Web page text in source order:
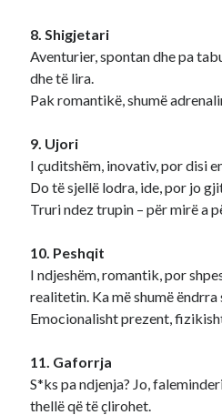
8. Shigjetari
Aventurier, spontan dhe pa
dhe të lira.
Pak romantikë, shumë
9. Ujori
I çuditshëm, inovativ, por disi
Do të sjellë lodra, ide, por jo
Truri ndez trupin – për mirë a
10. Peshqit
I ndjeshëm, romantik, por
realitetin. Ka më shumë ëndrra
Emocionalisht prezent,
11. Gaforrja
S*ks pa ndjenja? Jo,
thellë që të çlirohet.